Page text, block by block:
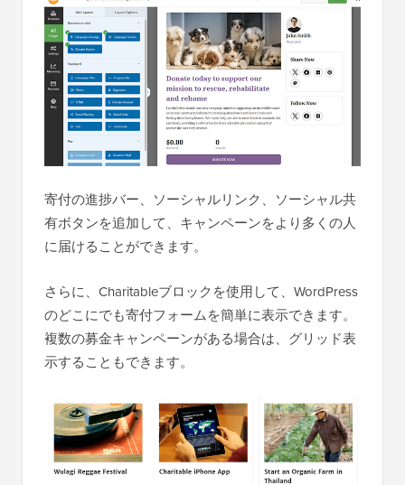
寄付の進捗バー、ソーシャルリンク、ソーシャル共
有ボタンを追加して、キャンペーンをより多くの人
に届けることができます。
さらに、Charitableブロックを使用して、WordPress
のどこにでも寄付フォームを簡単に表示できます。
複数の募金キャンペーンがある場合は、グリッド表
示することもできます。